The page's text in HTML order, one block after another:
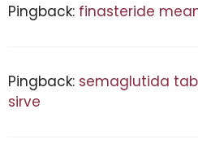
Pingback: finasteride
Pingback: semaglutida
sirve